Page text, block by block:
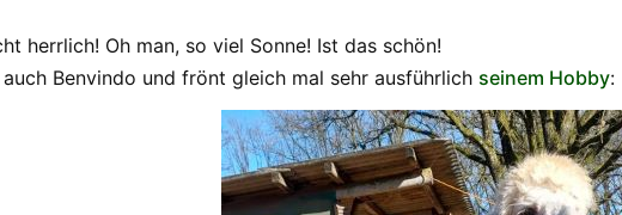
herrlich! Oh man, so viel Sonne! Ist das schön!
Benvindo und frönt gleich mal sehr ausführlich seinem Hobby: